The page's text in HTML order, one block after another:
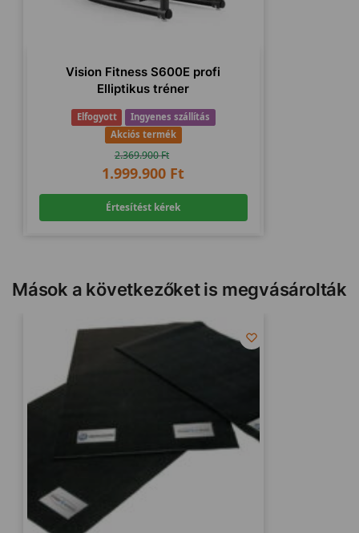
Vision Fitness S600E profi
Elliptikus tréner
Elfogyott
Ingyenes szállítás
Akciós termék
2.369.900Ft
1.999.900 Ft
Értesítést kérek
Mások a következőket is megvásárolták